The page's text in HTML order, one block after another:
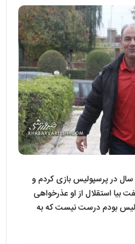
پیشکسوت پرسپولیس گفت: ۸ سال در پرسپولیس بازی کردم و
بیا استقلال از او عذرخواهی
بودم درست نیست که به